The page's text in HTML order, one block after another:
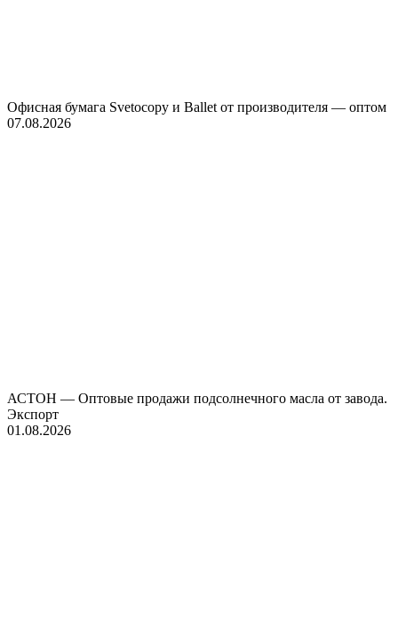
Офисная бумага Svetocopy и Ballet от производителя — оптом
07.08.2026
АСТОН — Оптовые продажи подсолнечного масла от завода.
Экспорт
01.08.2026